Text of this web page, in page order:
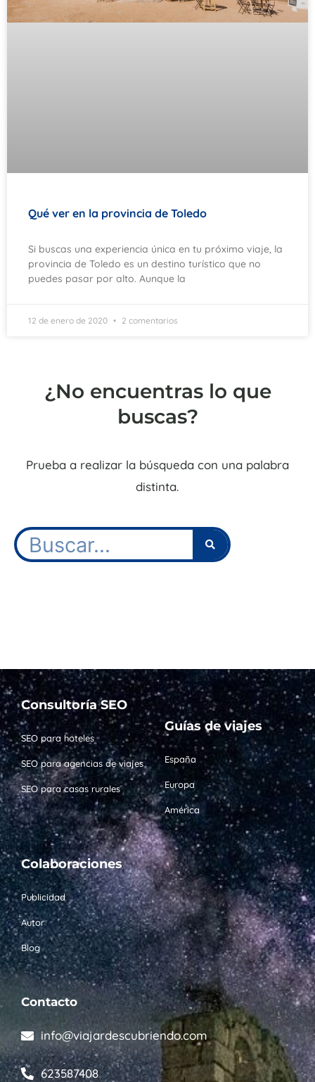
Qué ver en la provincia de Toledo
Si buscas una experiencia única en tu próximo viaje, la
provincia de Toledo es un destino turístico que no
puedes pasar por alto. Aunque la
12 de enero de 2020 2 comentarios
¿No encuentras lo que
buscas?
Prueba a realizar la búsqueda con una palabra
distinta.
Buscar
Consultoría SEO
SEO para hoteles
SEO para agencias de viajes
SEO para casas rurales
Guías de viajes
España
Europa
América
Colaboraciones
Publicidad
Autor
Blog
Contacto
info@viajardescubriendo.com
623587408